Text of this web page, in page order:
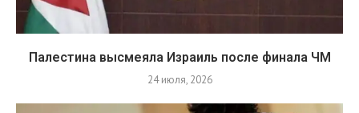
Палестина высмеяла Израиль после финала ЧМ
24 июля, 2026